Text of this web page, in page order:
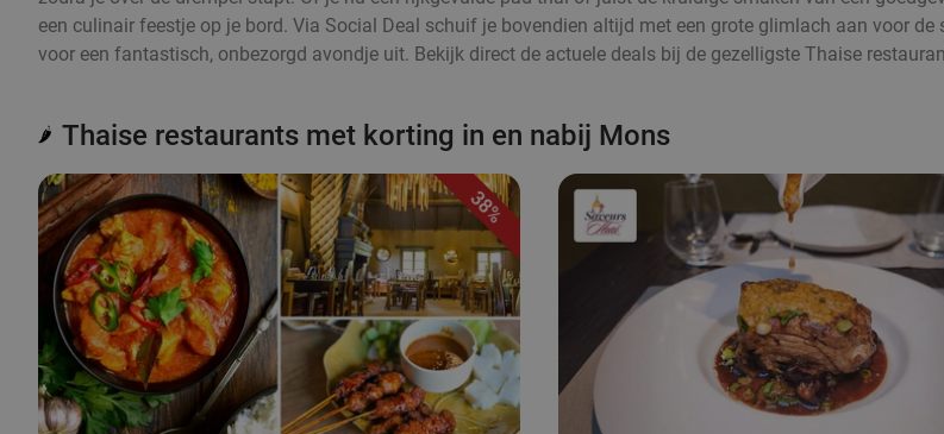
een culinair feestje op je bord. Via Social Deal schuif je bovendien altijd met een grote glimlach aan voor
voor een fantastisch, onbezorgd avondje uit. Bekijk direct de actuele deals bij de gezelligste Thaise
🌶️ Thaise restaurants met korting in en nabij Mons
38%